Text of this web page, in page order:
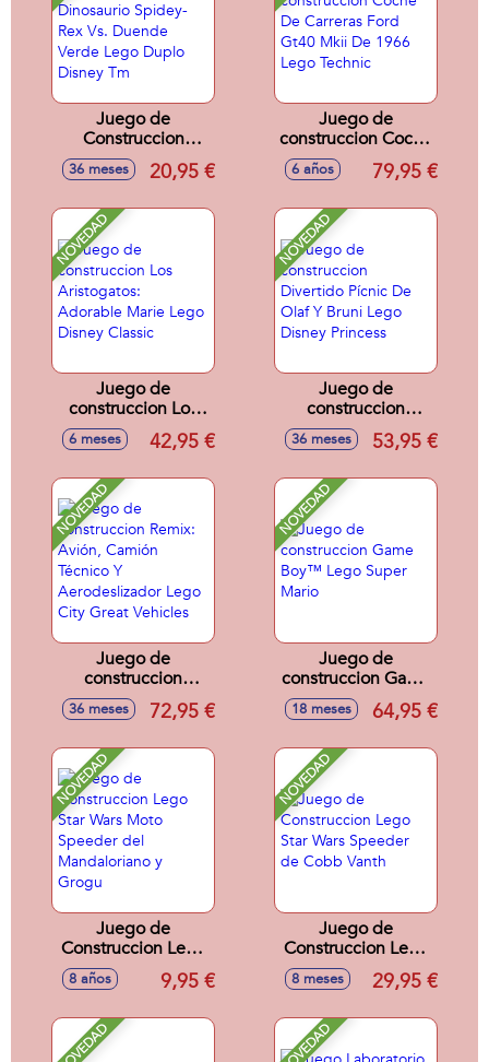
Juego de
Construccion
Dinosaurio Spidey-
Rex Vs. Duende
Disney Tm
36 meses 20,95 €
Juego de
construccion Coche
De Carreras Ford
Gt40 Mkii De 1966
6 años 79,95 €
NOVEDAD
Juego de
construccion Los
Aristogatos:
Adorable Marie
Classic
6 meses 42,95 €
NOVEDAD
Juego de
construccion
Divertido Pícnic De
Olaf Y Bruni Lego
36 meses 53,95 €
NOVEDAD
Juego de
construccion
Remix: Avión,
Camión Técnico Y
Lego City Great
Vehicles
36 meses 72,95 €
NOVEDAD
Juego de
construccion Game
Boy™ Lego Super
Mario
18 meses 64,95 €
NOVEDAD
Juego de
Construccion Lego
Star Wars Moto
Speeder del
Grogu
8 años 9,95 €
NOVEDAD
Juego de
Construccion Lego
Star Wars Speeder
de Cobb Vanth
8 meses 29,95 €
NOVEDAD NOVEDAD